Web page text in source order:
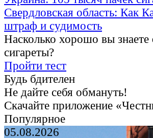
Свердловская область: Как
штраф и судимость
Насколько хорошо вы знаете
сигареты?
Пройти тест
Будь бдителен
Не дайте себя обмануть!
Скачайте приложение
Популярное
05.08.2026